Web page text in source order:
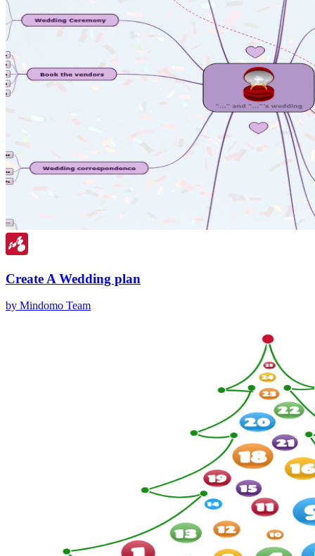
Create A Wedding plan
by Mindomo Team